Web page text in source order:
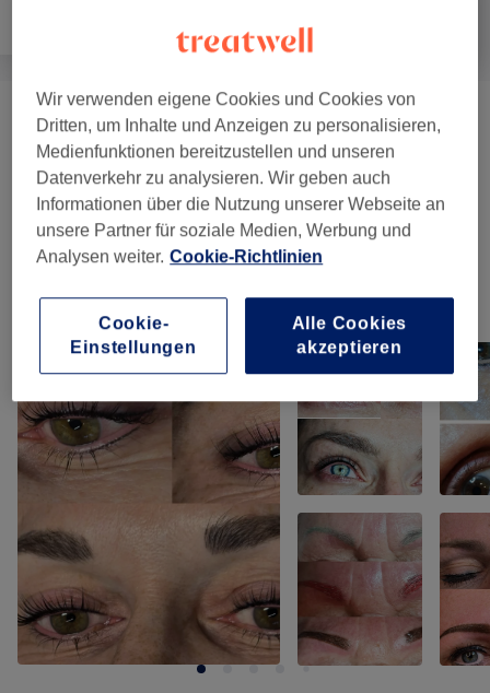
Gesichtsbehandlungen (15) ab 15 €
Augenbrauen & Wimpernbehandlungen (3) ab 10 €
Permanent Make-Up Und Microblading (8) 22 €
Unsere Arbeit
Bild anklicken für weitere Details
Wir verwenden eigene Cookies und Cookies von
Dritten, um Inhalte und Anzeigen zu personalisieren,
Medienfunktionen bereitzustellen und unseren
Datenverkehr zu analysieren. Wir geben auch
Informationen über die Nutzung unserer Webseite an
unsere Partner für soziale Medien, Werbung und
Analysen weiter. Cookie-Richtlinien
Cookie-
Einstellungen
Alle Cookies
akzeptieren